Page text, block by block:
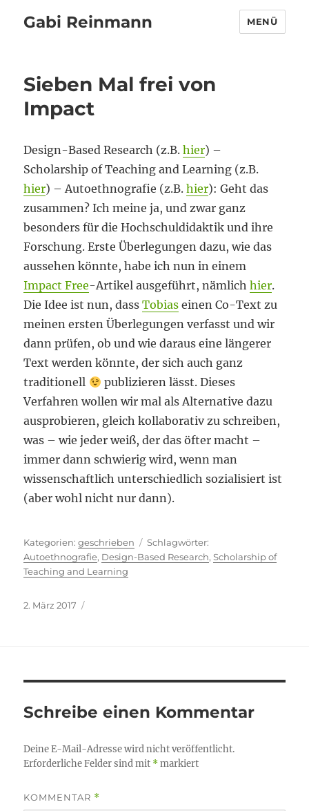
Gabi Reinmann MENÜ
Sieben Mal frei von
Impact
Design-Based Research (z.B.hier) –
Scholarship of Teaching and Learning (z.B.
hier) – Autoethnografie (z.B.hier): Geht das
zusammen? Ich meine ja, und zwar ganz
besonders für die Hochschuldidaktik und ihre
Forschung. Erste Überlegungen dazu, wie das
aussehen könnte, habe ich nun in einem
Impact Free-Artikel ausgeführt, nämlichhier.
Die Idee ist nun, dassTobias einen Co-Text zu
meinen ersten Überlegungen verfasst und wir
dann prüfen, ob und wie daraus eine längerer
Text werden könnte, der sich auch ganz
traditionell
publizieren lässt. Dieses
Verfahren wollen wir mal als Alternative dazu
ausprobieren, gleich kollaborativ zu schreiben,
was – wie jeder weiß, der das öfter macht –
immer dann schwierig wird, wenn man
wissenschaftlich unterschiedlich sozialisiert ist
(aber wohl nicht nur dann).
Kategorien
geschrieben
Autoethnografie, Design-Based Research,Scholarship of
Teaching and Learning
Veröffentlicht
2. März 2017
Schreibe einen Kommentar
Deine E-Mail-Adresse wird nicht veröffentlicht.
Erforderliche Felder sind mit *markiert
KOMMENTAR *